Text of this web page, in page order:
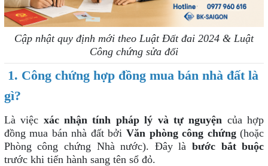
Cập nhật quy định mới theo Luật Đất đai 2024 & Luật
Công chứng sửa đổi
1. Công chứng hợp đồng mua bán nhà đất là
gì?
Là việc xác nhận tính pháp lý và tự nguyện của hợp
đồng mua bán nhà đất bởiVăn phòng công chứng(hoặc
Phòng công chứng Nhà nước). Đây làbước bắt buộc
trước khi tiến hành sang tên sổ đỏ.